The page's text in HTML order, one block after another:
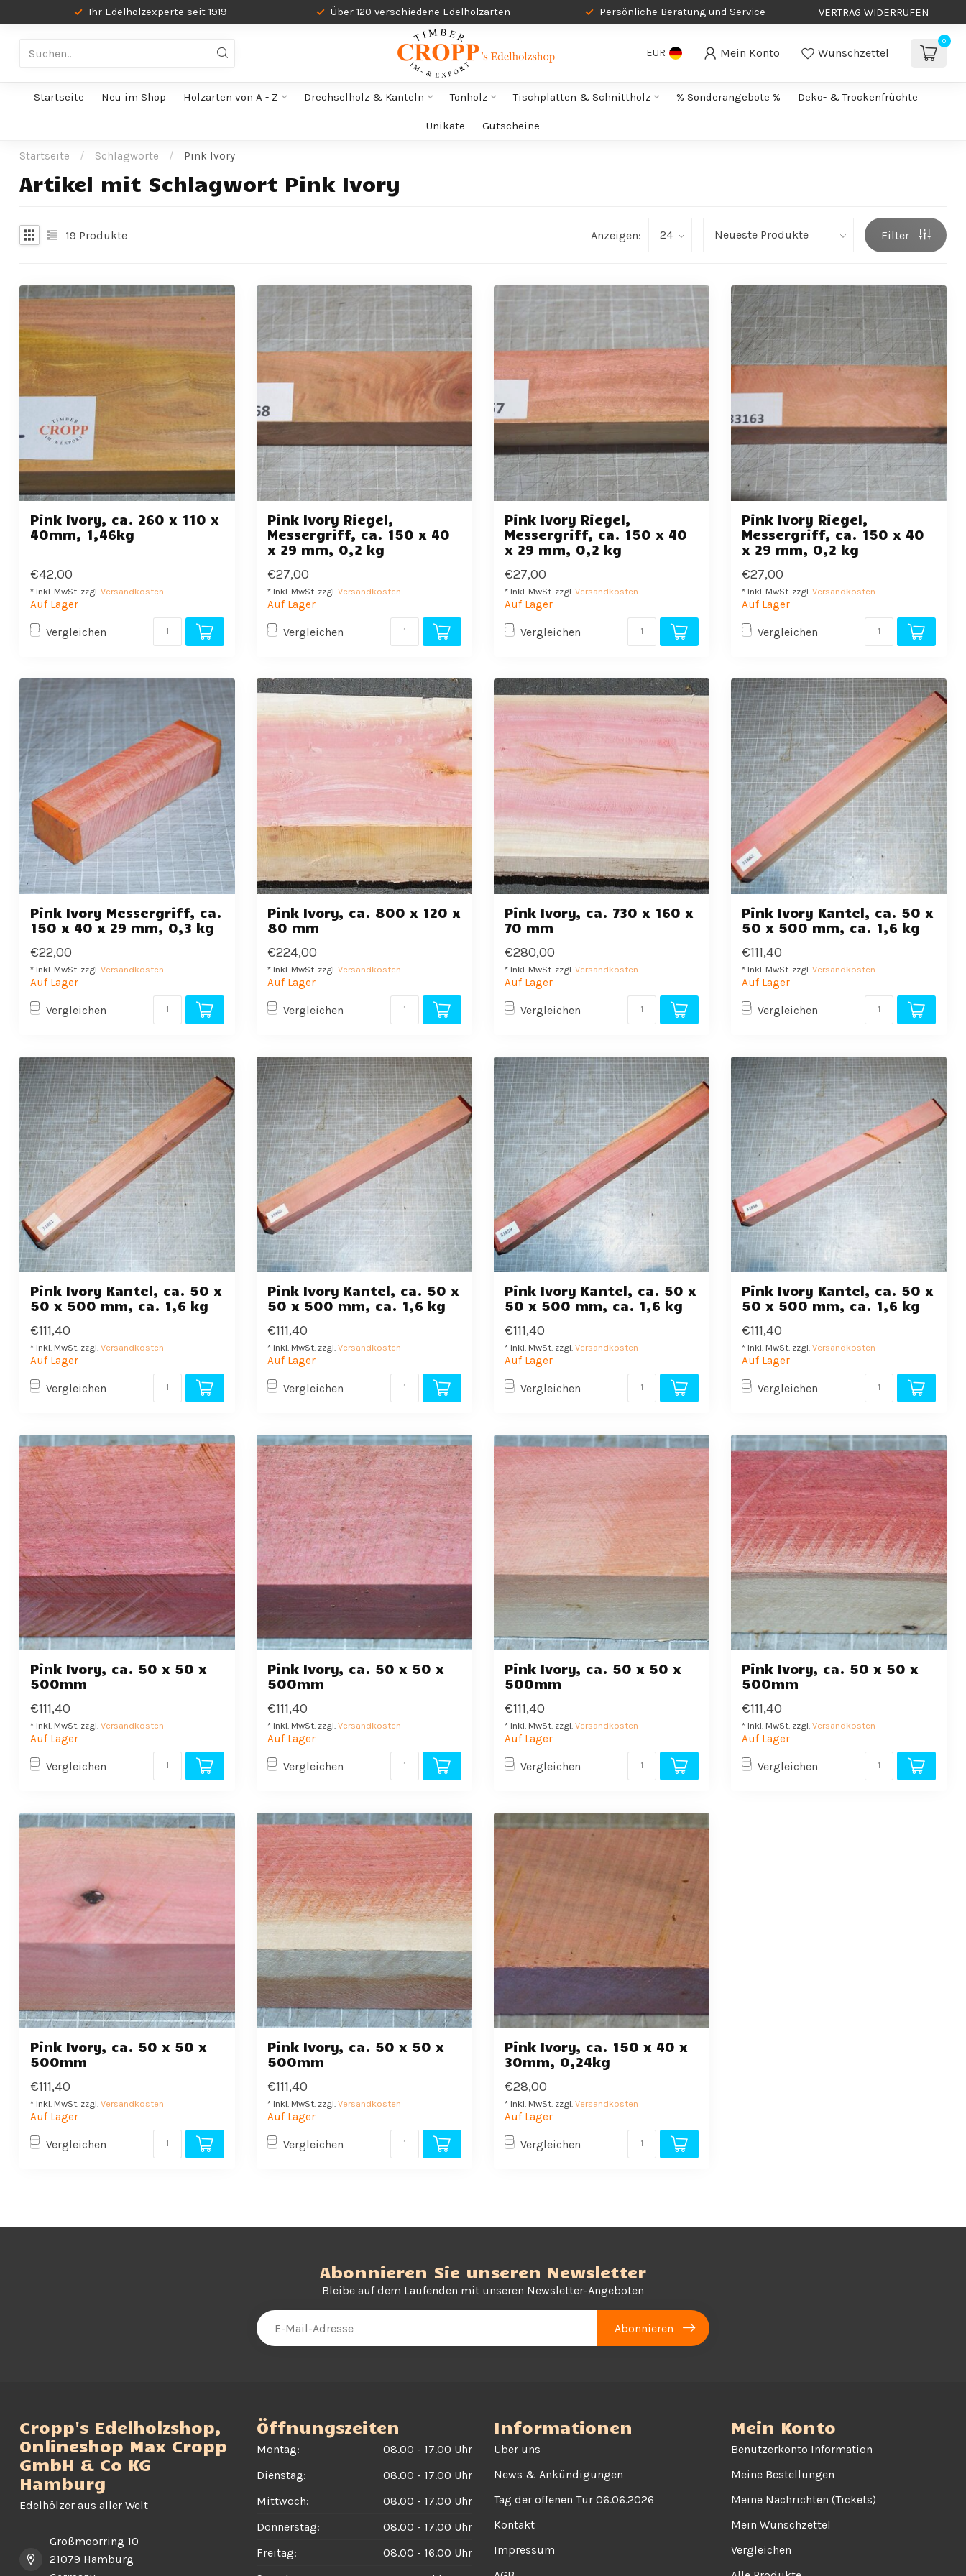
Ihr Edelholzexperte seit 1919 Über 120 verschiedene Edelholzarten Persönliche Beratung und Service VERTRAG WIDERRUFEN
EUR Mein Konto Wunschzettel
0
Startseite Neu im Shop Holzarten von A - Z Drechselholz & Kanteln Tonholz Tischplatten & Schnittholz % Sonderangebote % Deko- & Trockenfrüchte
Unikate Gutscheine
Startseite / Schlagworte / Pink Ivory
Artikel mit Schlagwort Pink Ivory
19 Produkte Anzeigen: Filter
Pink Ivory, ca. 260 x 110 x
40mm, 1,46kg
€42,00
* Inkl. MwSt. zzgl. Versandkosten
Auf Lager
Vergleichen
Pink Ivory Riegel,
Messergriff, ca. 150 x 40
x 29 mm, 0,2 kg
€27,00
* Inkl. MwSt. zzgl. Versandkosten
Auf Lager
Vergleichen
Pink Ivory Riegel,
Messergriff, ca. 150 x 40
x 29 mm, 0,2 kg
€27,00
* Inkl. MwSt. zzgl. Versandkosten
Auf Lager
Vergleichen
Pink Ivory Riegel,
Messergriff, ca. 150 x 40
x 29 mm, 0,2 kg
€27,00
* Inkl. MwSt. zzgl. Versandkosten
Auf Lager
Vergleichen
Pink Ivory Messergriff, ca.
150 x 40 x 29 mm, 0,3 kg
€22,00
* Inkl. MwSt. zzgl. Versandkosten
Auf Lager
Vergleichen
Pink Ivory, ca. 800 x 120 x
80 mm
€224,00
* Inkl. MwSt. zzgl. Versandkosten
Auf Lager
Vergleichen
Pink Ivory, ca. 730 x 160 x
70 mm
€280,00
* Inkl. MwSt. zzgl. Versandkosten
Auf Lager
Vergleichen
Pink Ivory Kantel, ca. 50 x
50 x 500 mm, ca. 1,6 kg
€111,40
* Inkl. MwSt. zzgl. Versandkosten
Auf Lager
Vergleichen
Pink Ivory Kantel, ca. 50 x
50 x 500 mm, ca. 1,6 kg
€111,40
* Inkl. MwSt. zzgl. Versandkosten
Auf Lager
Vergleichen
Pink Ivory Kantel, ca. 50 x
50 x 500 mm, ca. 1,6 kg
€111,40
* Inkl. MwSt. zzgl. Versandkosten
Auf Lager
Vergleichen
Pink Ivory Kantel, ca. 50 x
50 x 500 mm, ca. 1,6 kg
€111,40
* Inkl. MwSt. zzgl. Versandkosten
Auf Lager
Vergleichen
Pink Ivory Kantel, ca. 50 x
50 x 500 mm, ca. 1,6 kg
€111,40
* Inkl. MwSt. zzgl. Versandkosten
Auf Lager
Vergleichen
Pink Ivory, ca. 50 x 50 x
500mm
€111,40
* Inkl. MwSt. zzgl. Versandkosten
Auf Lager
Vergleichen
Pink Ivory, ca. 50 x 50 x
500mm
€111,40
* Inkl. MwSt. zzgl. Versandkosten
Auf Lager
Vergleichen
Pink Ivory, ca. 50 x 50 x
500mm
€111,40
* Inkl. MwSt. zzgl. Versandkosten
Auf Lager
Vergleichen
Pink Ivory, ca. 50 x 50 x
500mm
€111,40
* Inkl. MwSt. zzgl. Versandkosten
Auf Lager
Vergleichen
Pink Ivory, ca. 50 x 50 x
500mm
€111,40
* Inkl. MwSt. zzgl. Versandkosten
Auf Lager
Vergleichen
Pink Ivory, ca. 50 x 50 x
500mm
€111,40
* Inkl. MwSt. zzgl. Versandkosten
Auf Lager
Vergleichen
Pink Ivory, ca. 150 x 40 x
30mm, 0,24kg
€28,00
* Inkl. MwSt. zzgl. Versandkosten
Auf Lager
Vergleichen
Abonnieren Sie unseren Newsletter
Bleibe auf dem Laufenden mit unseren Newsletter-Angeboten
Abonnieren
Cropp's Edelholzshop,
Onlineshop Max Cropp
GmbH & Co KG
Hamburg
Edelhölzer aus aller Welt
Großmoorring 10
21079 Hamburg
Öffnungszeiten
Montag:
08.00 - 17.00 Uhr
Dienstag:
08.00 - 17.00 Uhr
Mittwoch:
08.00 - 17.00 Uhr
Donnerstag:
08.00 - 17.00 Uhr
Freitag:
08.00 - 16.00 Uhr
Informationen
Über uns
News & Ankündigungen
Tag der offenen Tür 06.06.2026
Kontakt
Impressum
Mein Konto
Benutzerkonto Information
Meine Bestellungen
Meine Nachrichten (Tickets)
Mein Wunschzettel
Vergleichen